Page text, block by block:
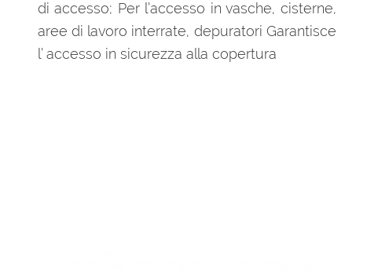
di accesso; Per l’accesso in vasche, cisterne,
aree di lavoro interrate, depuratori Garantisce
l’ accesso in sicurezza alla copertura